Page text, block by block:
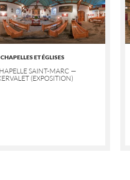
CHAPELLES ET ÉGLISES
SAINT-MARC —
(EXPOSITION)